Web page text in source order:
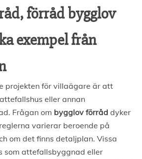
förråd bygglov
exempel från
projekten för villaägare är att
eller annan
Frågan om bygglov förråd dyker
varierar beroende på
om det finns detaljplan. Vissa
som attefallsbyggnad eller